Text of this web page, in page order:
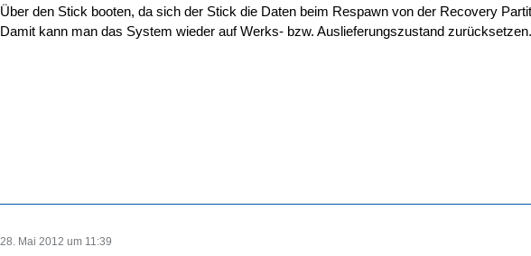
Über den Stick booten, da sich der Stick die Daten beim Respawn von der Recovery
Damit kann man das System wieder auf Werks- bzw. Auslieferungszustand zurücksetzen.
28. Mai 2012 um 11:39